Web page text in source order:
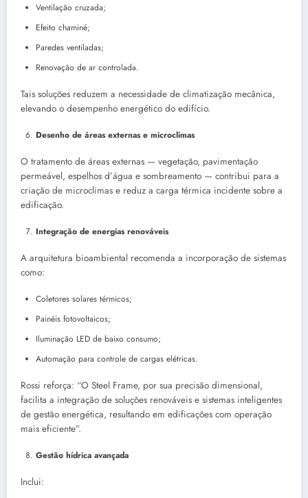
Ventilação cruzada;
Efeito chaminé;
Paredes ventiladas;
Renovação de ar controlada.
Tais soluções reduzem a necessidade de climatização mecânica,
elevando o desempenho energético do edifício.
Desenho de áreas externas e microclimas
O tratamento de áreas externas — vegetação, pavimentação
permeável, espelhos d’água e sombreamento — contribui para a
criação de microclimas e reduz a carga térmica incidente sobre a
edificação.
Integração de energias renováveis
A arquitetura bioambiental recomenda a incorporação de sistemas
como:
Coletores solares térmicos;
Painéis fotovoltaicos;
Iluminação LED de baixo consumo;
Automação para controle de cargas elétricas.
Rossi reforça: “O Steel Frame, por sua precisão dimensional,
facilita a integração de soluções renováveis e sistemas inteligentes
de gestão energética, resultando em edificações com operação
mais eficiente”.
Gestão hídrica avançada
Inclui: